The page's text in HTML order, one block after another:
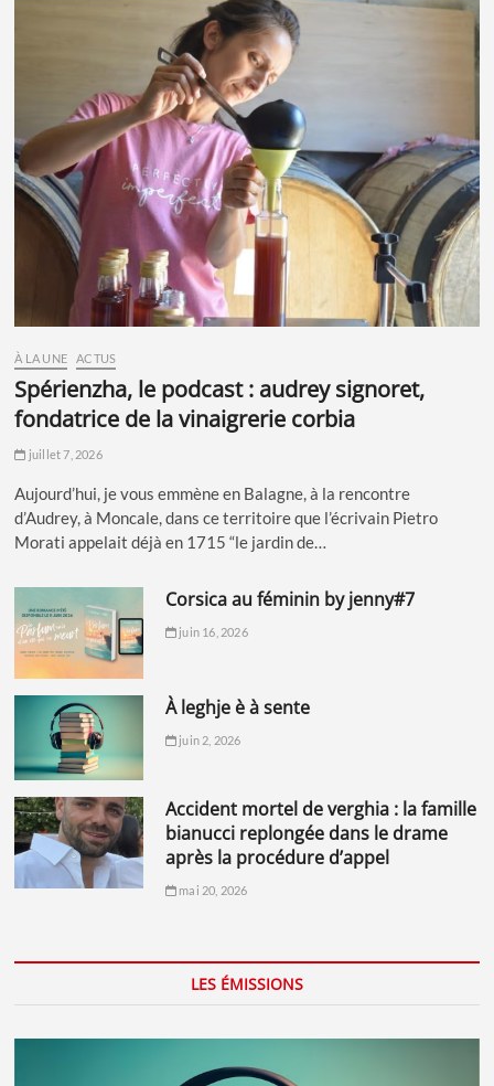
À LA UNE ACTUS
spérienzha, le podcast : audrey signoret,
fondatrice de la vinaigrerie corbia
juillet 7, 2026
Aujourd’hui, je vous emmène en Balagne, à la rencontre
d’Audrey, à Moncale, dans ce territoire que l’écrivain Pietro
Morati appelait déjà en 1715 “le jardin de…
corsica au féminin by jenny#7
juin 16, 2026
à leghje è à sente
juin 2, 2026
accident mortel de verghia : la famille
bianucci replongée dans le drame
après la procédure d’appel
mai 20, 2026
LES ÉMISSIONS